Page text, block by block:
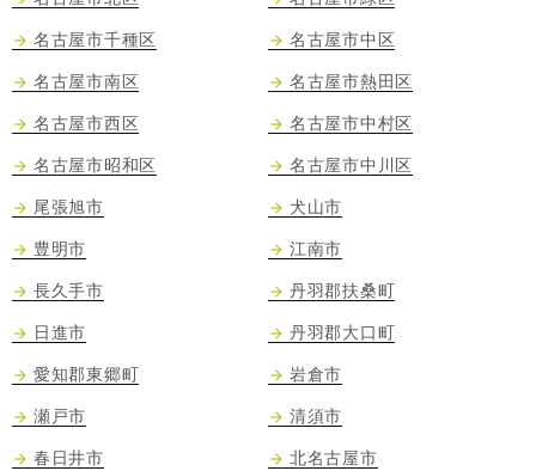
名古屋市千種区
名古屋市南区
名古屋市西区
名古屋市昭和区
名古屋市中区
名古屋市熱田区
名古屋市中村区
名古屋市中川区
尾張旭市
豊明市
長久手市
日進市
愛知郡東郷町
瀬戸市
春日井市
犬山市
江南市
丹羽郡扶桑町
丹羽郡大口町
岩倉市
清須市
北名古屋市